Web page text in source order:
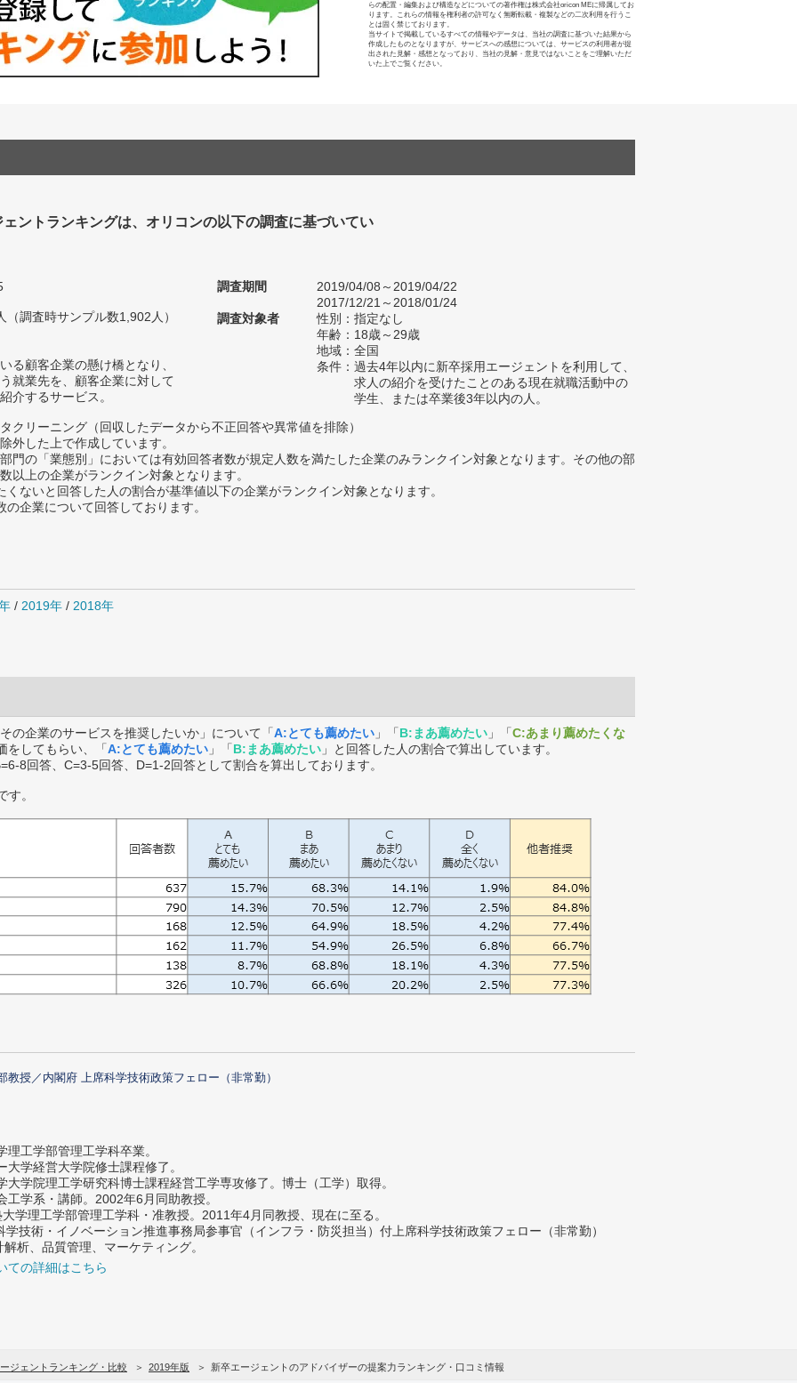
らの配置・編集および構造などについての著作権は株式会社oricon MEに帰属してお
ります。これらの情報を権利者の許可なく無断転載・複製などの二次利用を行うこ
とは固く禁じております。
当サイトで掲載しているすべての情報やデータは、当社の調査に基づいた結果から
作成したものとなりますが、サービスへの感想については、サービスの利用者が提
出された見解・感想となっており、当社の見解・意見ではないことをご理解いただ
いた上でご覧ください。
ントランキングは、オリコンの以下の調査に基づいてい
（調査時サンプル数1,902人）
る顧客企業の懸け橋となり、
就業先を、顧客企業に対して
介するサービス。
調査期間
2019/04/08～2019/04/22
2017/12/21～2018/01/24
調査対象者
性別：指定なし
年齢：18歳～29歳
地域：全国
条件：過去4年以内に新卒採用エージェントを利用して、
求人の紹介を受けたことのある現在就職活動中の
学生、または卒業後3年以内の人。
リーニング（回収したデータから不正回答や異常値を排除）
した上で作成しています。
門の「業態別」においては有効回答者数が規定人数を満たした企業のみランクイン対象となります。その他の部
以上の企業がランクイン対象となります。
ないと回答した人の割合が基準値以下の企業がランクイン対象となります。
企業について回答しております。
/ 2019年 / 2018年
の企業のサービスを推奨したいか」について「A:とても薦めたい 」「B:まあ薦めたい 」「C:あまり薦めたくな
をしてもらい、「A:とても薦めたい 」「B:まあ薦めたい 」と回答した人の割合で算出しています。
8回答、C=3-5回答、D=1-2回答として割合を算出しております。
。
教授／内閣府 上席科学技術政策フェロー（非常勤）
工学部管理工学科卒業。
学経営大学院修士課程修了。
大学院理工学研究科博士課程経営工学専攻修了。博士（工学）取得。
工学系・講師。2002年6月同助教授。
学理工学部管理工学科・准教授。2011年4月同教授、現在に至る。
技術・イノベーション推進事務局参事官（インフラ・防災担当）付上席科学技術政策フェロー（非常勤）
析、品質管理、マーケティング。
の詳細はこちら
ジェントランキング・比較 2019年版 新卒エージェントのアドバイザーの提案力ランキング・口コミ情報